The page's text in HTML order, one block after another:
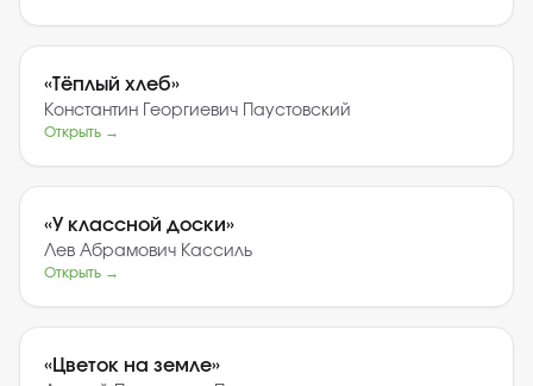
«Тёплый хлеб»
Константин Георгиевич Паустовский
Открыть →
«У классной доски»
Лев Абрамович Кассиль
Открыть →
«Цветок на земле»